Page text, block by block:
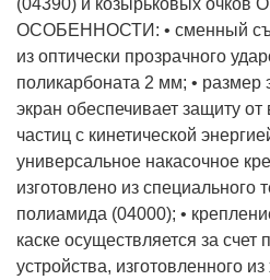
(04390) и козырьковых
ОСОБЕННОСТИ: • сменный
из оптически прозрачного
поликарбоната 2 мм; • размер
экран обеспечивает защиту
частиц с кинетической
универсальное накасочное
изготовлено из специального
полиамида (04000); •
каске осуществляется за
устройства, изготовленного